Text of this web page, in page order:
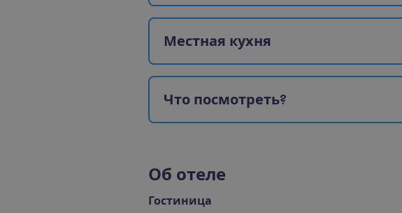
Местная кухня
Что посмотреть?
Об отеле
Гостиница